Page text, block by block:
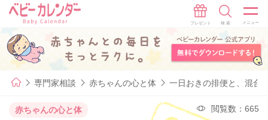
専門家相談 赤ちゃんの心と体 一日おきの排便と、混合
赤ちゃんの心と体 閲覧数：665